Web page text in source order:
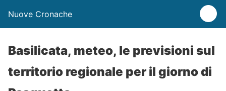
Nuove Cronache
Basilicata, meteo, le previsioni sul
territorio regionale per il giorno di